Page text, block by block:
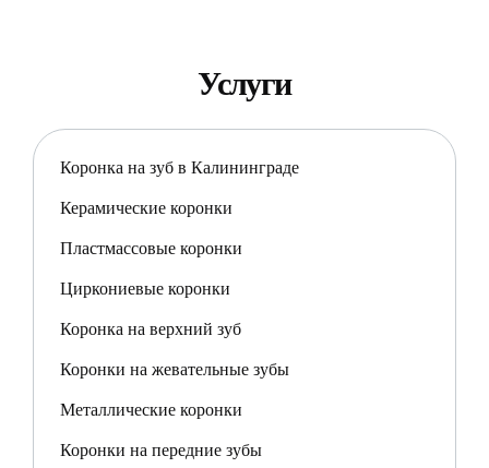
Услуги
Коронка на зуб в Калининграде
Керамические коронки
Пластмассовые коронки
Циркониевые коронки
Коронка на верхний зуб
Коронки на жевательные зубы
Металлические коронки
Коронки на передние зубы